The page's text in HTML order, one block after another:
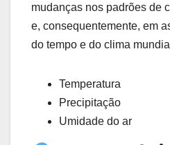
mudanças nos padrões de
e, consequentemente, em
do tempo e do clima
Temperatura
Precipitação
Umidade do ar